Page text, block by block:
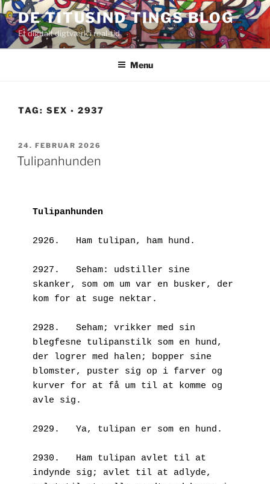
Videre
til
indhold
DE TITUSIND TINGS BLOG
Et digitalt digtværk i real-tid
Menu
TAG: SEX ◦ 2937
UDGIVET
DEN
24. FEBRUAR 2026
Tulipanhunden
Tulipanhunden
2926.	Ham tulipan, ham hund.
2927.	Seham: udstiller sine
skanker, som om um var en busker, der
kom for at suge nektar.
2928.	Seham; vrikker med sin
blegfesne tulipanstilk som en hund,
der logrer med halen; bopper sine
blomster, puster sig op i farver og
kurver for at få um til at komme og
avle sig.
2929.	Ya, tulipan er som en hund.
2930.	Ham tulipan avlet til at
indynde sig; avlet til at adlyde,